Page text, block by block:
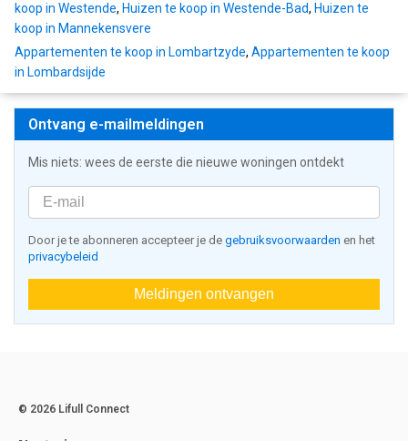
koop in Westende, Huizen te koop in Westende-Bad, Huizen te
koop in Mannekensvere
Appartementen te koop in Lombartzyde, Appartementen te koop
in Lombardsijde
Ontvang e-mailmeldingen
Mis niets: wees de eerste die nieuwe woningen ontdekt
Door je te abonneren accepteer je de gebruiksvoorwaarden en het
privacybeleid
Meldingen ontvangen
© 2026 Lifull Connect